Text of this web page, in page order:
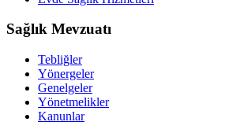
Sağlık Mevzuatı
Tebliğler
Yönergeler
Genelgeler
Yönetmelikler
Kanunlar